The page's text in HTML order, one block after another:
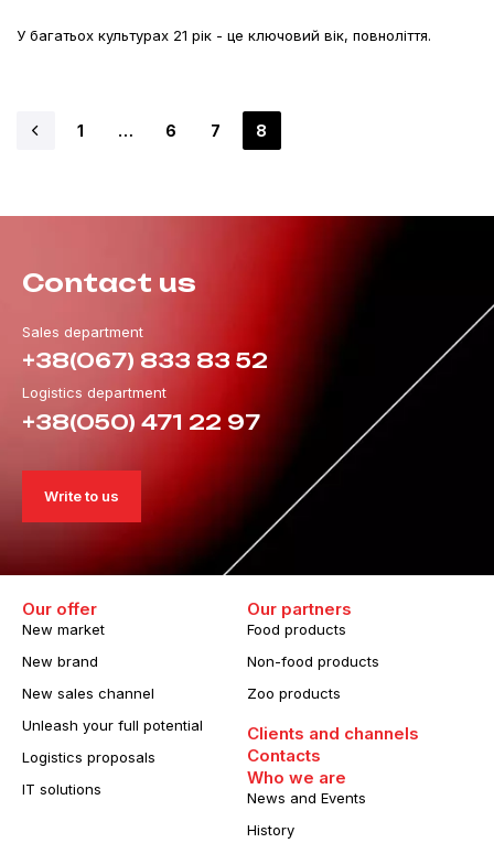
У багатьох культурах 21 рік - це ключовий вік, повноліття.
1 … 6 7 8
Contact us
Sales department
+38(067) 833 83 52
Logistics department
+38(050) 471 22 97
Write to us
Our offer
New market
New brand
New sales channel
Unleash your full potential
Logistics proposals
IT solutions
Our partners
Food products
Non-food products
Zoo products
Clients and channels
Contacts
Who we are
News and Events
History